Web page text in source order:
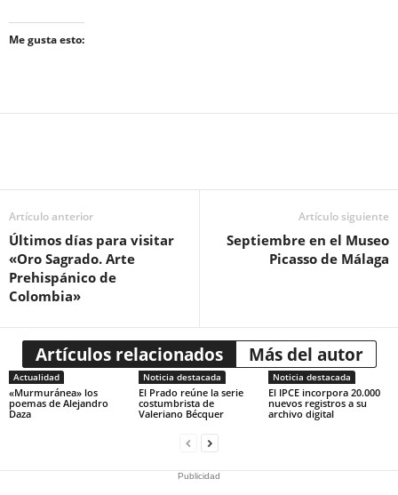
Me gusta esto:
Artículo anterior
Últimos días para visitar
«Oro Sagrado. Arte
Prehispánico de
Colombia»
Artículo siguiente
Septiembre en el Museo
Picasso de Málaga
Artículos relacionados Más del autor
Actualidad
«Murmuránea» los
poemas de Alejandro
Daza
Noticia destacada
El Prado reúne la serie
costumbrista de
Valeriano Bécquer
Noticia destacada
El IPCE incorpora 20.000
nuevos registros a su
archivo digital
Publicidad